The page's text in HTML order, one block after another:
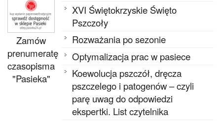
Zamów
prenumeratę
czasopisma
"Pasieka"
XVI Świętokrzyskie Święto
Pszczoły
Rozważania po sezonie
Optymalizacja prac w pasiece
Koewolucja pszczół, dręcza
pszczelego i patogenów – czyli
parę uwag do odpowiedzi
ekspertki. List czytelnika